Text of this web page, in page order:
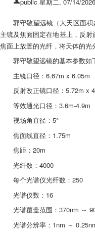
郭守敬望远镜（大天区面
主镜及焦面固定在地基上，反
焦面上放置的光纤，将天体的
郭守敬望远镜的基本参数如
主镜口径：6.67m x 6.05m
反射改正镜口径：5.72m x
等效通光口径：3.6m-4.9m
视场角直径：5°
焦面线直径：1.75m
焦距：20m
光纤数：4000
每个光谱仪光纤数：250
光谱仪数：16
光谱覆盖范围：370nm ～
光谱分辨率：1nm ～